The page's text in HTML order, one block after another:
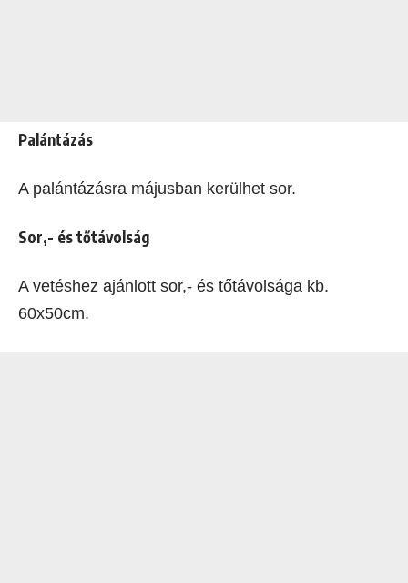
Palántázás
A palántázásra májusban kerülhet sor.
Sor,- és tőtávolság
A vetéshez ajánlott sor,- és tőtávolsága kb.
60x50cm.